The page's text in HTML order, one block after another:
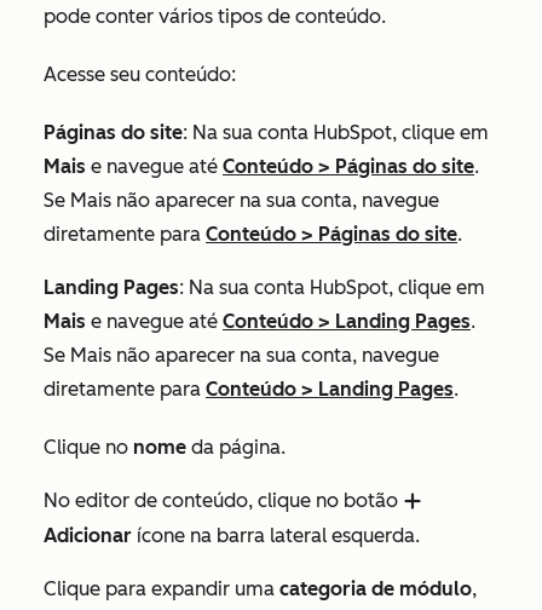
pode conter vários tipos de conteúdo.
Acesse seu conteúdo:
Páginas do site: Na sua conta HubSpot, clique em
Mais e navegue até Conteúdo > Páginas do site.
Se Mais não aparecer na sua conta, navegue
diretamente para Conteúdo > Páginas do site.
Landing Pages: Na sua conta HubSpot, clique em
Mais e navegue até Conteúdo > Landing Pages.
Se Mais não aparecer na sua conta, navegue
diretamente para Conteúdo > Landing Pages.
Clique no nome da página.
No editor de conteúdo, clique no botão add
Adicionar ícone na barra lateral esquerda.
Clique para expandir uma categoria de módulo,